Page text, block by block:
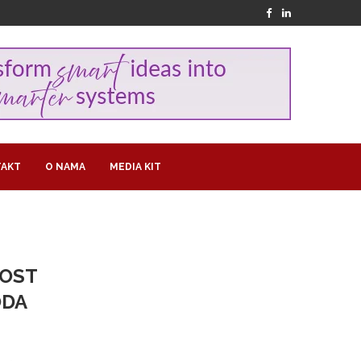
O NAMA MEDIA KIT